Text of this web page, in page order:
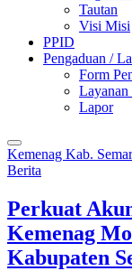
Tautan
Visi Misi
PPID
Pengaduan /
Form
Layanan
Lapor
Kemenag Kab.
Berita
Perkuat
Kemenag
Kabupaten